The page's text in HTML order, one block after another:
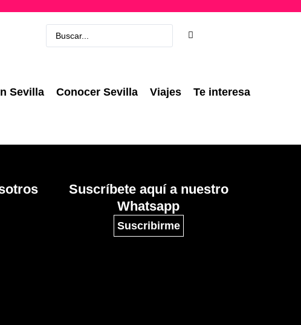
Sevilla Conocer Sevilla Viajes Te interesa
Suscríbete aquí a nuestro
Whatsapp
Suscribirme